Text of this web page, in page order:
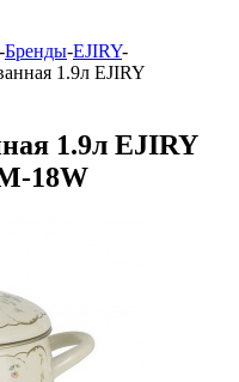
-Бренды-EJIRY-
1.9л EJIRY
1.9л EJIRY
18W